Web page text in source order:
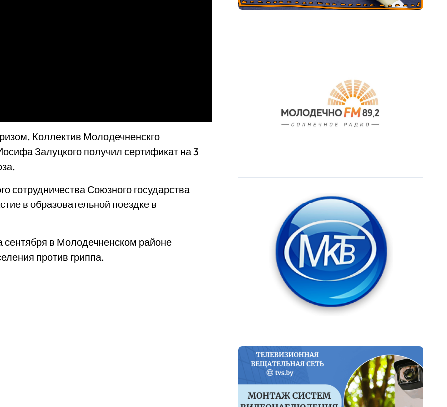
Коллектив Молодечненскго
Залуцкого получил сертификат на 3
Союзного государства
в образовательной поездке в
сентября в Молодечненском районе
против гриппа.